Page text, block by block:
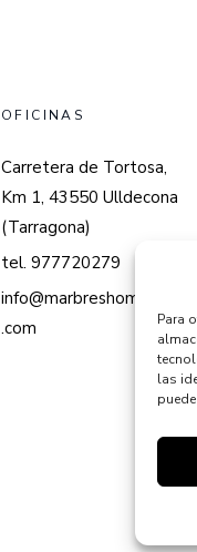
Para
las
OFICINAS
Carretera de Tortosa,
Km 1, 43550 Ulldecona
(Tarragona)
tel. 977720279
info@marbreshomedes
.com